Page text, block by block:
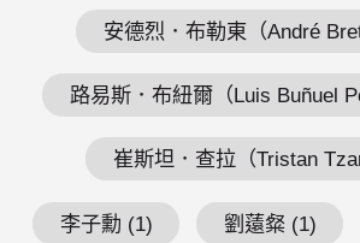
安德烈．布勒東（André
路易斯．布紐爾（Luis Buñuel
崔斯坦．查拉（Tristan
李子勳 (1) 劉薳粲 (1)